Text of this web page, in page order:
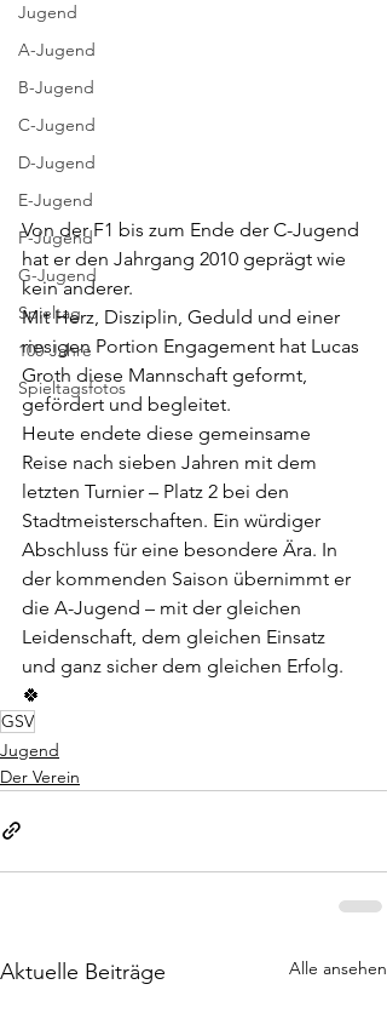
Jugend
A-Jugend
B-Jugend
C-Jugend
D-Jugend
E-Jugend
F-Jugend
G-Jugend
Spieltag
100-Jahre
Spieltagsfotos
Von der F1 bis zum Ende der C-Jugend
hat er den Jahrgang 2010 geprägt wie
kein anderer.
Mit Herz, Disziplin, Geduld und einer
riesigen Portion Engagement hat Lucas
Groth diese Mannschaft geformt,
gefördert und begleitet.
Heute endete diese gemeinsame
Reise nach sieben Jahren mit dem
letzten Turnier – Platz 2 bei den
Stadtmeisterschaften. Ein würdiger
Abschluss für eine besondere Ära. In
der kommenden Saison übernimmt er
die A-Jugend – mit der gleichen
Leidenschaft, dem gleichen Einsatz
und ganz sicher dem gleichen Erfolg.
🍀
GSV
Jugend
Der Verein
Aktuelle Beiträge Alle ansehen